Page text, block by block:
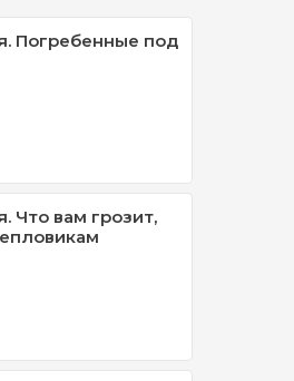
Погребенные под
Что вам грозит,